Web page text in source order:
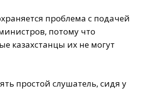
проблема с подачей
потому что
казахстанцы их не могут
простой слушатель, сидя у